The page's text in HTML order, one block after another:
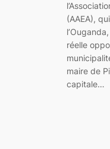
(AAEA),
réelle
maire de
capitale…